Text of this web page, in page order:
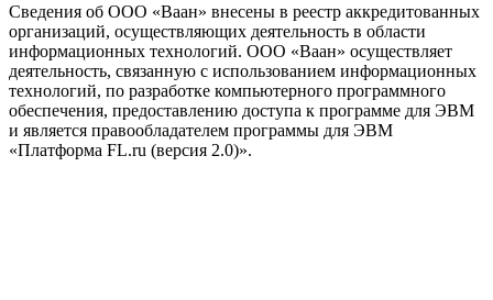
Сведения об ООО «Ваан» внесены в реестр аккредитованных
организаций, осуществляющих деятельность в области
информационных технологий. ООО «Ваан» осуществляет
деятельность, связанную с использованием информационных
технологий, по разработке компьютерного программного
обеспечения, предоставлению доступа к программе для ЭВМ
и является правообладателем программы для ЭВМ
«Платформа FL.ru (версия 2.0)».